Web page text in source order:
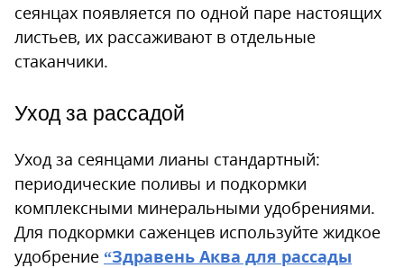
сеянцах появляется по одной паре настоящих
листьев, их рассаживают в отдельные
стаканчики.
Уход за рассадой
Уход за сеянцами лианы стандартный:
периодические поливы и подкормки
комплексными минеральными удобрениями.
Для подкормки саженцев используйте жидкое
удобрение “Здравень Аква для рассады